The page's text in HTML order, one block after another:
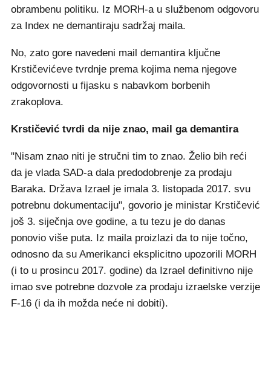
obrambenu politiku. Iz MORH-a u službenom odgovoru
za Index ne demantiraju sadržaj maila.
No, zato gore navedeni mail demantira ključne
Krstičevićeve tvrdnje prema kojima nema njegove
odgovornosti u fijasku s nabavkom borbenih
zrakoplova.
Krstičević tvrdi da nije znao, mail ga demantira
"Nisam znao niti je stručni tim to znao. Želio bih reći
da je vlada SAD-a dala predodobrenje za prodaju
Baraka. Država Izrael je imala 3. listopada 2017. svu
potrebnu dokumentaciju", govorio je ministar Krstičević
još 3. siječnja ove godine, a tu tezu je do danas
ponovio više puta. Iz maila proizlazi da to nije točno,
odnosno da su Amerikanci eksplicitno upozorili MORH
(i to u prosincu 2017. godine) da Izrael definitivno nije
imao sve potrebne dozvole za prodaju izraelske verzije
F-16 (i da ih možda neće ni dobiti).